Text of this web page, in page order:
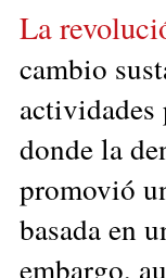
La
cambio
actividades
donde la
promovió
basada en
embargo,